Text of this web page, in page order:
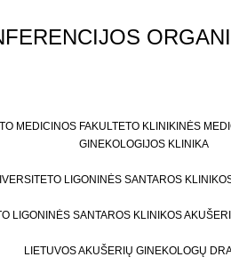
MEDICINOS FAKULTETO KLINIKINĖS
GINEKOLOGIJOS KLINIKA
LIGONINĖS SANTAROS
LIGONINĖS SANTAROS KLINIKOS
LIETUVOS AKUŠERIŲ GINEKOLOGŲ